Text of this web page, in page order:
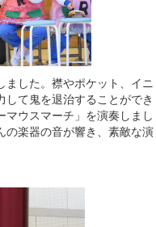
した。襟やポケット、イニ
て鬼を退治することができ
ウスマーチ」を演奏しまし
の楽器の音が響き、素敵な演